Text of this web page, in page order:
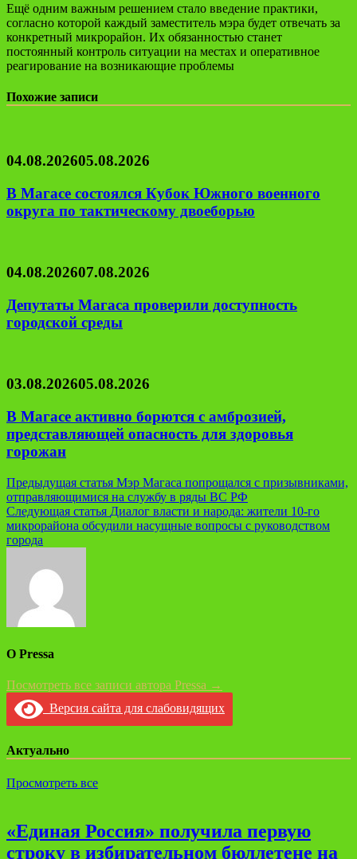
Ещё одним важным решением стало введение практики,
согласно которой каждый заместитель мэра будет отвечать за
конкретный микрорайон. Их обязанностью станет
постоянный контроль ситуации на местах и оперативное
реагирование на возникающие проблемы
Похожие записи
04.08.202605.08.2026
В Магасе состоялся Кубок Южного военного
округа по тактическому двоеборью
04.08.202607.08.2026
Депутаты Магаса проверили доступность
городской среды
03.08.202605.08.2026
В Магасе активно борются с амброзией,
представляющей опасность для здоровья
горожан
Навигация
по
записям
Предыдущая статья Мэр Магаса попрощался с призывниками,
отправляющимися на службу в ряды ВС РФ
Следующая статья Диалог власти и народа: жители 10-го
микрорайона обсудили насущные вопросы с руководством
города
О Pressa
Посмотреть все записи автора Pressa →
Версия сайта для слабовидящих
Актуально
Просмотреть все
«Единая Россия» получила первую
строку в избирательном бюллетене на